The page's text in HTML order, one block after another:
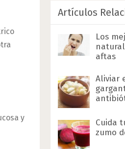
y
Artículos
Los
aftas
Aliviar
Cuida
zumo